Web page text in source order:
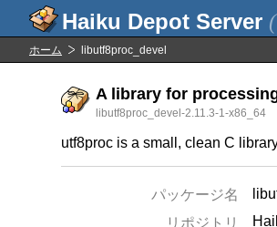
ホーム libutf8proc_devel
A library for
libutf8proc_devel-2.11.3-1-x86_64
utf8proc is a small, clean C
パッケージ名
リポジトリ